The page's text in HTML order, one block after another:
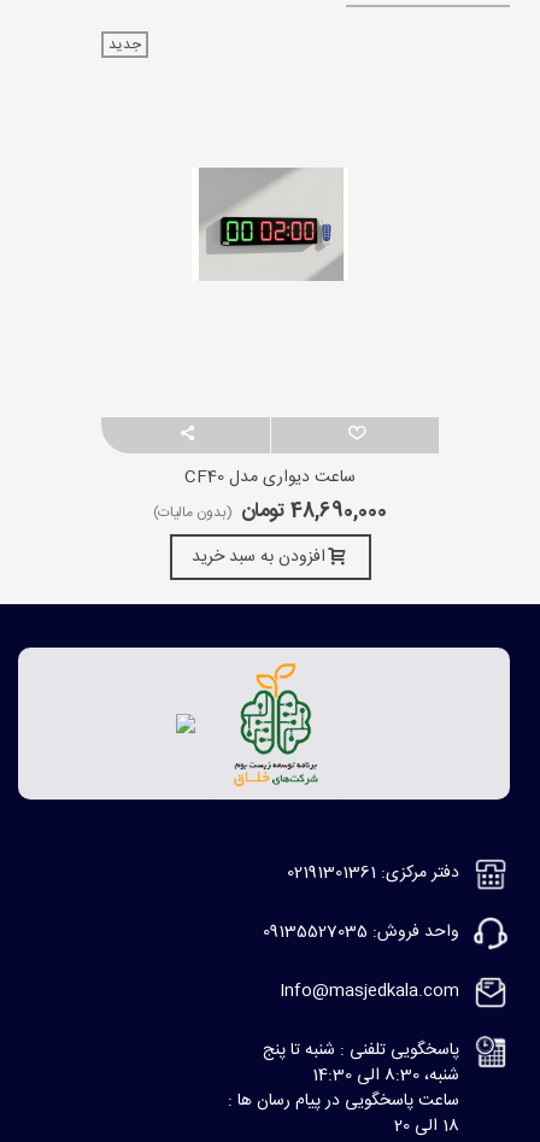
جدید
ساعت دیواری مدل CF40
48,690,000 تومان (بدون مالیات)
افزودن به سبد خرید
دفتر مرکزی: 02191301361
واحد فروش: 09135527035
Info@masjedkala.com
پاسخگویی تلفنی : شنبه تا پنج
شنبه، 8:30 الی 14:30
ساعت پاسخگویی در پیام رسان ها :
18 الی 20